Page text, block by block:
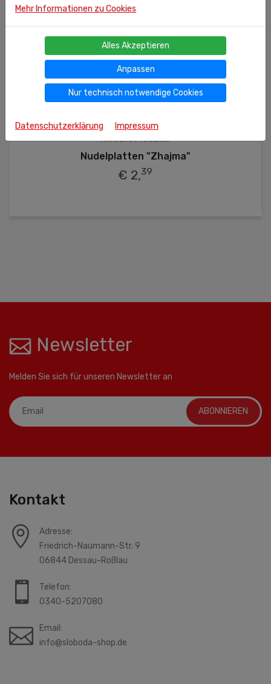
300g (kg = 7.97 €)
Ähnliche Produkte
Nudelplatten "Zhajma"
€ 2,39
Newsletter
Melden Sie sich für unseren Newsletter an
ABONNIEREN
Kontakt
Adresse:
Friedrich-Naumann-Str. 9
06844 Dessau-Roßlau
Telefon:
0340-5207080
Email:
info@sloboda-shop.de
Mehr Informationen zu Cookies
Alles Akzeptieren
Anpassen
Nur technisch notwendige Cookies
Datenschutzerklärung Impressum